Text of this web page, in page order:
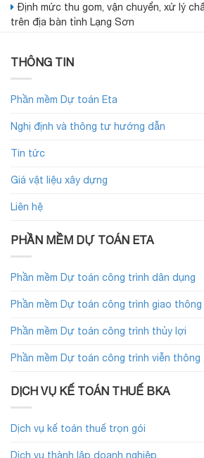
Định mức thu gom, vận chuyển, xử lý
trên địa bàn tỉnh Lạng Sơn
THÔNG TIN
Phần mềm Dự toán Eta
Nghị định và thông tư hướng dẫn
Tin tức
Giá vật liệu xây dựng
Liên hệ
PHẦN MỀM DỰ TOÁN ETA
Phần mềm Dự toán công trình dân dụng
Phần mềm Dự toán công trình giao thông
Phần mềm Dự toán công trình thủy lợi
Phần mềm Dự toán công trình viễn thông
DỊCH VỤ KẾ TOÁN THUẾ BKA
Dịch vụ kế toán thuế trọn gói
Dịch vụ thành lập doanh nghiệp